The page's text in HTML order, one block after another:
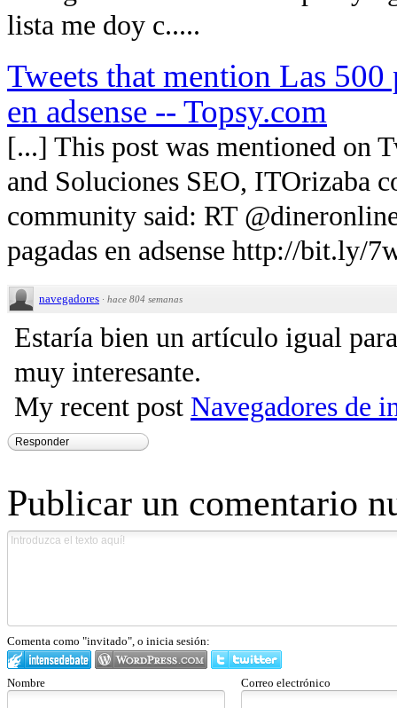
lista me doy c.....
Tweets that mention Las 500
en adsense -- Topsy.com
[...] This post was mentioned on
and Soluciones SEO, ITOrizaba
community said: RT
pagadas en adsense http://bit.ly/
navegadores · hace 804 semanas
Estaría bien un artículo igual
muy interesante.
My recent post Navegadores de
Responder
Publicar un comentario
Comenta como "invitado", o inicia sesión:
Nombre Correo electrónico